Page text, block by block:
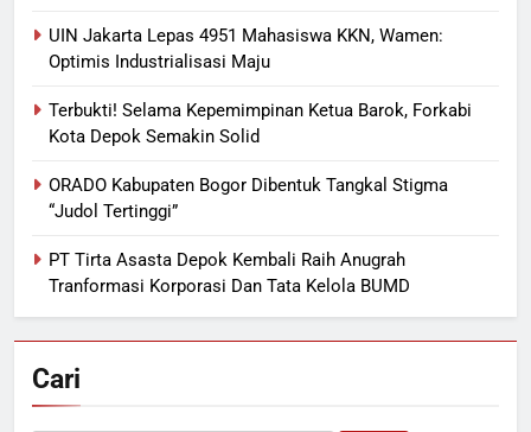
UIN Jakarta Lepas 4951 Mahasiswa KKN, Wamen:
Optimis Industrialisasi Maju
Terbukti! Selama Kepemimpinan Ketua Barok, Forkabi
Kota Depok Semakin Solid
ORADO Kabupaten Bogor Dibentuk Tangkal Stigma
“Judol Tertinggi”
PT Tirta Asasta Depok Kembali Raih Anugrah
Tranformasi Korporasi Dan Tata Kelola BUMD
Cari